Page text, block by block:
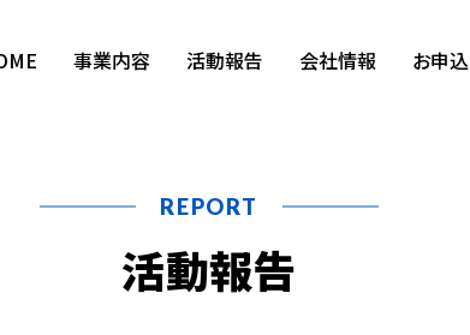
事業内容 活動報告 会社情報 お申込
REPORT
活動報告